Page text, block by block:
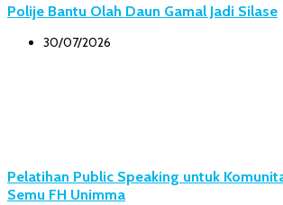
Polije Bantu Olah Daun Gamal Jadi Silase
30/07/2026
Pelatihan Public Speaking untuk
Semu FH Unimma